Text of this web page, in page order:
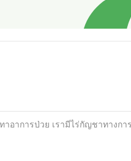
าการป่วย เรามีไร่กัญชาทางกา